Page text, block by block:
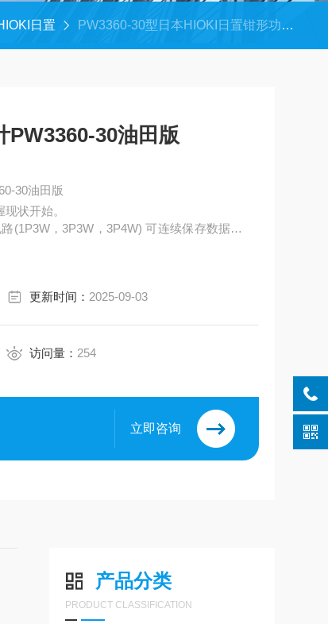
日置 PW3360-30型日本HIOKI日置钳形功率计PW3360-30油田版
PW3360-30油田版
30油田版
状开始。
(1P3W，3P3W，3P4W) 可连续保存数据至
更新时间： 2025-09-03
访问量： 254
立即咨询
产品分类
PRODUCT CLASSIFICATION